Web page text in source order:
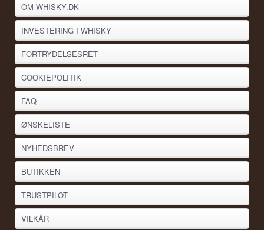
OM WHISKY.DK
INVESTERING I WHISKY
FORTRYDELSESRET
COOKIEPOLITIK
FAQ
ØNSKELISTE
NYHEDSBREV
BUTIKKEN
TRUSTPILOT
VILKÅR